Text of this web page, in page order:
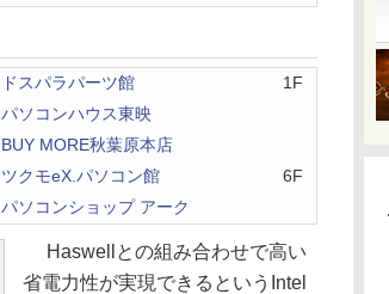
ドスパラパーツ館
1F
パソコンハウス東映
BUY MORE秋葉原本店
ツクモeX.パソコン館
6F
パソコンショップ アーク
Haswellとの組み合わせで高い
省電力性が実現できるというIntel